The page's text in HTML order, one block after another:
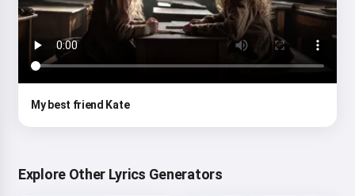
My best friend Kate
Explore Other Lyrics Generators